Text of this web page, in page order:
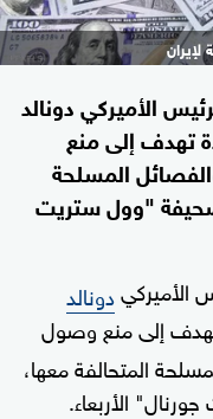
الأميركي دونالد
تهدف إلى منع
المسلحة
"وول ستريت
الأميركيدونالد
تهدف إلى منع وصول
المتحالفة معها،
الأربعاء.